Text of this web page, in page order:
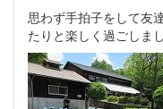
思わず手拍子をして友
たりと楽しく過ごしまし